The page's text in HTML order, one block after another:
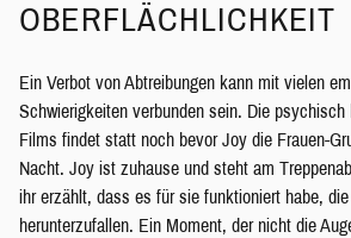
OBERFLÄCHLICHKEIT
Ein Verbot von Abtreibungen kann mit vielen
Schwierigkeiten verbunden sein. Die
Films findet statt noch bevor Joy die Frauen-
Nacht. Joy ist zuhause und steht am
ihr erzählt, dass es für sie funktioniert habe,
herunterzufallen. Ein Moment, der nicht die